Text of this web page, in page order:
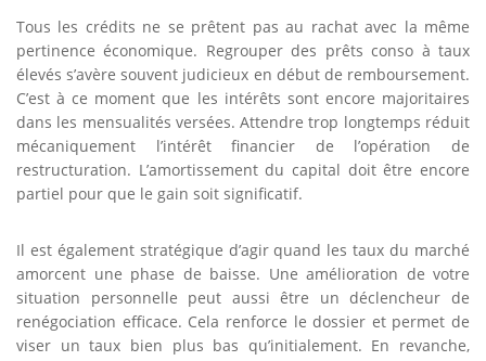
Tous les crédits ne se prêtent pas au rachat avec la même
pertinence économique. Regrouper des prêts conso à taux
élevés s’avère souvent judicieux en début de remboursement.
C’est à ce moment que les intérêts sont encore majoritaires
dans les mensualités versées. Attendre trop longtemps réduit
mécaniquement l’intérêt financier de l’opération de
restructuration. L’amortissement du capital doit être encore
partiel pour que le gain soit significatif.
Il est également stratégique d’agir quand les taux du marché
amorcent une phase de baisse. Une amélioration de votre
situation personnelle peut aussi être un déclencheur de
renégociation efficace. Cela renforce le dossier et permet de
viser un taux bien plus bas qu’initialement. En revanche,